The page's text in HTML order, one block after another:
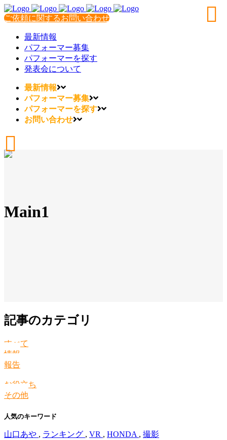
ご依頼に関するお問い合わせ
最新情報
パフォーマー募集
パフォーマーを探す
発表会について
最新情報
パフォーマー募集
パフォーマーを探す
お問い合わせ
Main1
記事のカテゴリ
すべて
情報
報告
お役立ち
その他
人気のキーワード
山口あや , ランキング , VR , HONDA , 撮影